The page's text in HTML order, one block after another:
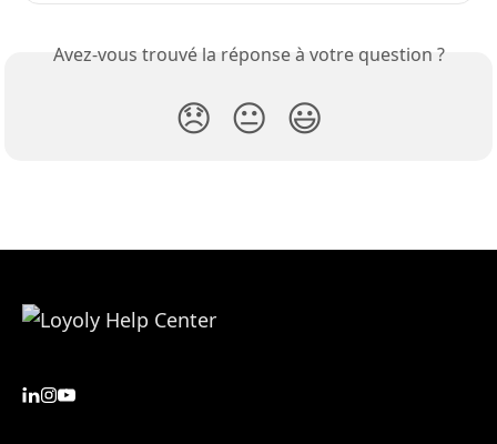
Avez-vous trouvé la réponse à votre question ?
😞 😐 😃